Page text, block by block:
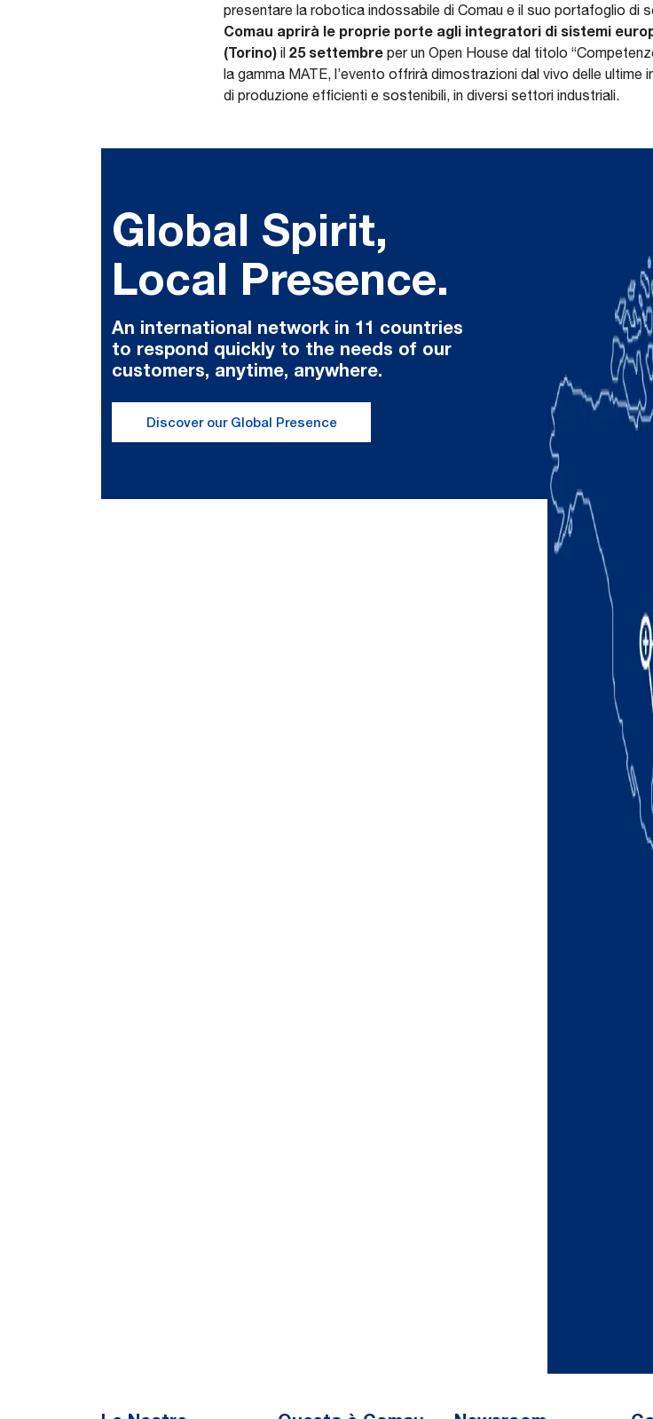
presentare la robotica indossabile di Comau e il suo portafoglio di
Comau aprirà le proprie porte agli integratori di sistemi
(Torino) il 25 settembre per un Open House dal titolo
la gamma MATE, l’evento offrirà dimostrazioni dal vivo delle
di produzione efficienti e sostenibili, in diversi settori industriali.
Global Spirit,
Local Presence.
An international network in 11 countries
to respond quickly to the needs of our
customers, anytime, anywhere.
Discover our Global Presence